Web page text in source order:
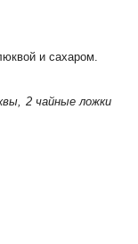
и сахаром.
2 чайные ложки